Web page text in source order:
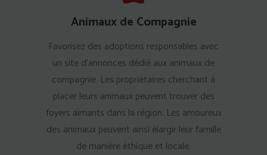
Animaux de Compagnie
Favorisez des adoptions responsables avec
un site d'annonces dédié aux animaux de
compagnie. Les propriétaires cherchant à
placer leurs animaux peuvent trouver des
foyers aimants dans la région. Les amoureux
des animaux peuvent ainsi élargir leur famille
de manière éthique et locale.